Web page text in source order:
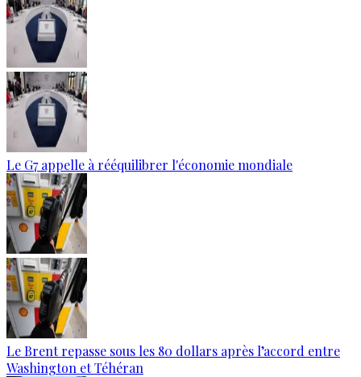
Le G7 appelle à rééquilibrer l'économie mondiale
Le Brent repasse sous les 80 dollars après l’accord entre
Washington et Téhéran